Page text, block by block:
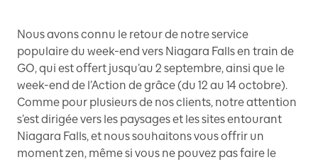
Nous avons connu le retour de notre service
populaire du week-end vers Niagara Falls en train de
GO, qui est offert jusqu’au 2 septembre, ainsi que le
week-end de l’Action de grâce (du 12 au 14 octobre).
Comme pour plusieurs de nos clients, notre attention
s’est dirigée vers les paysages et les sites entourant
Niagara Falls, et nous souhaitons vous offrir un
moment zen, même si vous ne pouvez pas faire le